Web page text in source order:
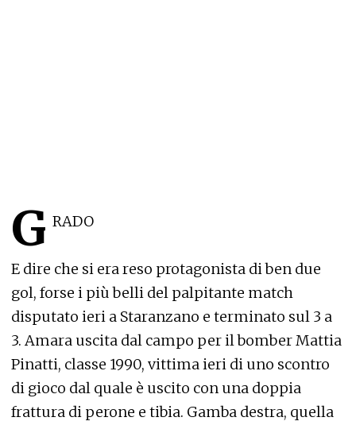
G RADO
E dire che si era reso protagonista di ben due
gol, forse i più belli del palpitante match
disputato ieri a Staranzano e terminato sul 3 a
3. Amara uscita dal campo per il bomber Mattia
Pinatti, classe 1990, vittima ieri di uno scontro
di gioco dal quale è uscito con una doppia
frattura di perone e tibia. Gamba destra, quella